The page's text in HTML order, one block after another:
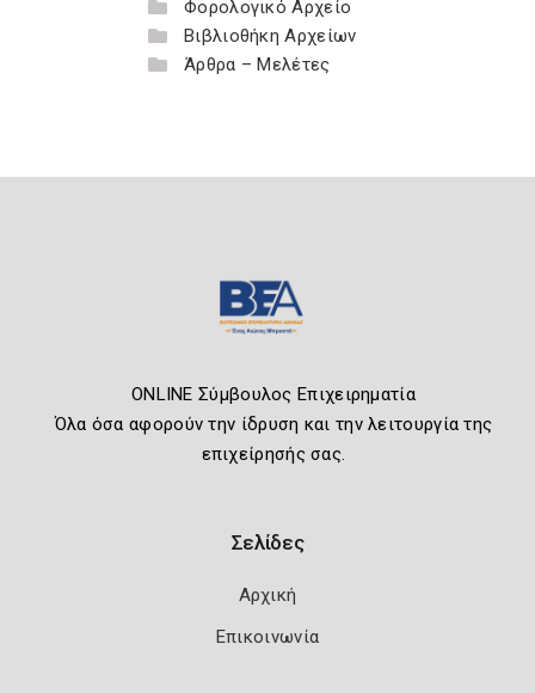
Φορολογικό Αρχείο
Βιβλιοθήκη Αρχείων
Άρθρα – Μελέτες
ONLINE Σύμβουλος Επιχειρηματία
Όλα όσα αφορούν την ίδρυση και την λειτουργία της
επιχείρησής σας.
Σελίδες
Αρχική
Επικοινωνία